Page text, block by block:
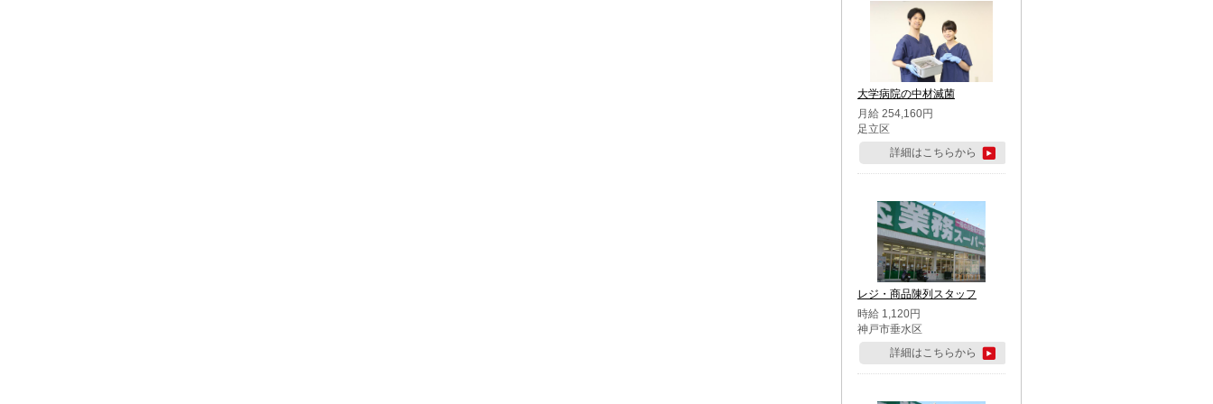
大学病院の中材滅菌
月給 254,160円
足立区
詳細はこちらから
レジ・商品陳列スタッフ
時給 1,120円
神戸市垂水区
詳細はこちらから